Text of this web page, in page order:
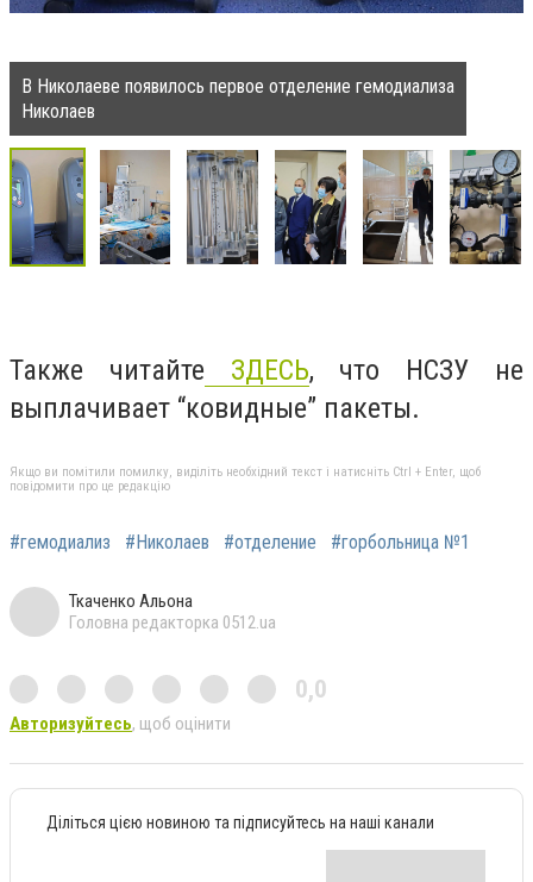
В Николаеве появилось первое отделение гемодиализа
Николаев
Также читайте ЗДЕСЬ, что НСЗУ не
выплачивает “ковидные” пакеты.
Якщо ви помітили помилку, виділіть необхідний текст і натисніть Ctrl + Enter, щоб
повідомити про це редакцію
#гемодиализ #Николаев #отделение #горбольница №1
Ткаченко Альона
Головна редакторка 0512.ua
0,0
Авторизуйтесь, щоб оцінити
Діліться цією новиною та підписуйтесь на наші канали